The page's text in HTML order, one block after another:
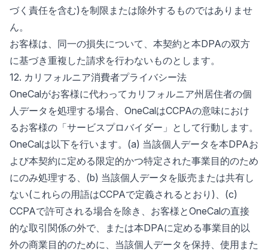
づく責任を含む)を制限または除外するものではありませ
ん。
お客様は、同一の損失について、本契約と本DPAの双方
に基づき重複した請求を行わないものとします。
12. カリフォルニア消費者プライバシー法
OneCalがお客様に代わってカリフォルニア州居住者の個
人データを処理する場合、OneCalはCCPAの意味におけ
るお客様の「サービスプロバイダー」として行動します。
OneCalは以下を行います。(a) 当該個人データを本DPAお
よび本契約に定める限定的かつ特定された事業目的のため
にのみ処理する、(b) 当該個人データを販売または共有し
ない(これらの用語はCCPAで定義されるとおり)、(c)
CCPAで許可される場合を除き、お客様とOneCalの直接
的な取引関係の外で、または本DPAに定める事業目的以
外の商業目的のために、当該個人データを保持、使用また